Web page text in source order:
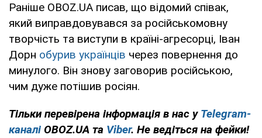
Раніше OBOZ.UA писав, що відомий співак,
який виправдовувався за російськомовну
творчість та виступи в країні-агресорці, Іван
Дорн обурив українців через повернення до
минулого. Він знову заговорив російською,
чим дуже потішив росіян.
Тільки перевірена інформація в нас у Telegram-
каналі OBOZ.UA та Viber. Не ведіться на фейки!